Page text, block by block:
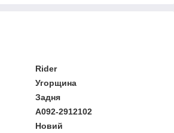
Rider
Угорщина
Задня
A092-2912102
Новий